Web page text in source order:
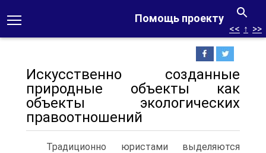
Помощь проекту
<< ↑ >>
Искусственно созданные
природные объекты как
объекты экологических
правоотношений
Традиционно юристами выделяются